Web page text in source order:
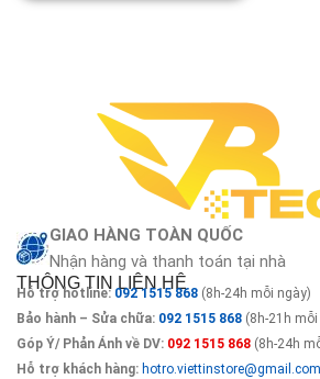
GIAO HÀNG TOÀN QUỐC
Nhận hàng và thanh toán tại nhà
THÔNG TIN LIÊN HỆ
Hỗ trợ hotline: 092 1515 868 (8h-24h mỗi ngày)
Bảo hành – Sửa chữa: 092 1515 868 (8h-21h
Góp Ý/ Phản Ánh về DV: 092 1515 868 (8h-24h
Hỗ trợ khách hàng: hotro.viettinstore@gmail.com